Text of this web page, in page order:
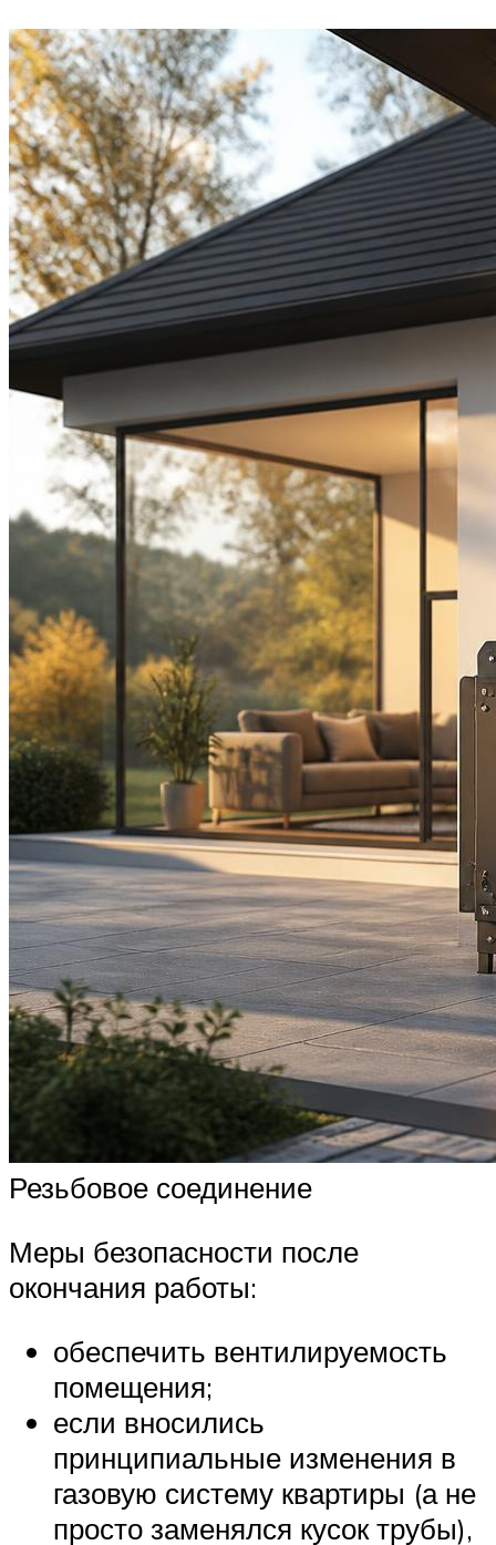
Резьбовое соединение
Меры безопасности после
окончания работы:
обеспечить вентилируемость
помещения;
если вносились
принципиальные изменения в
газовую систему квартиры (а не
просто заменялся кусок трубы),